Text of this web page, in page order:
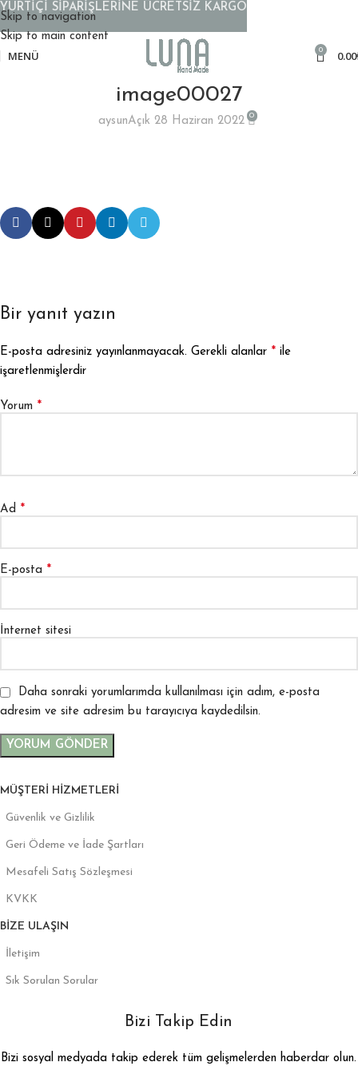
Skip to navigation
Skip to main content
MENÜ 0 0.00
image00027
aysunAçık 28 Haziran 2022 0
Bir yanıt yazın
E-posta adresiniz yayınlanmayacak. Gerekli alanlar * ile
işaretlenmişlerdir
Yorum *
Ad *
E-posta *
İnternet sitesi
Daha sonraki yorumlarımda kullanılması için adım, e-posta
adresim ve site adresim bu tarayıcıya kaydedilsin.
MÜŞTERI HIZMETLERI
Güvenlik ve Gizlilik
Geri Ödeme ve İade Şartları
Mesafeli Satış Sözleşmesi
KVKK
BIZE ULAŞIN
İletişim
Sık Sorulan Sorular
Bizi Takip Edin
Bizi sosyal medyada takip ederek tüm gelişmelerden haberdar olun.
YURTİÇİ SİPARİŞLERİNE ÜCRETSİZ KARGO